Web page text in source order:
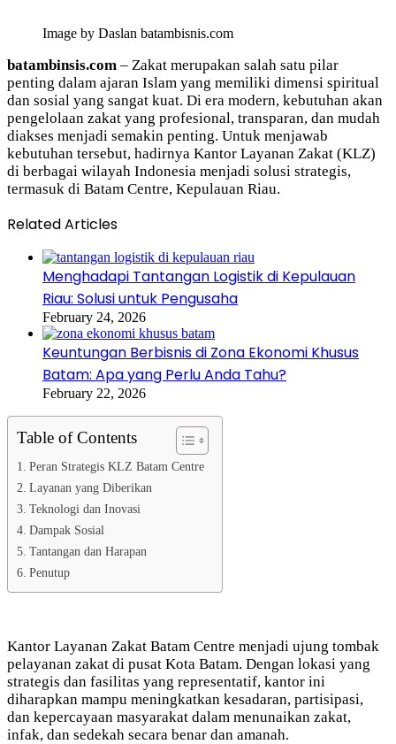
Image by Daslan batambisnis.com
batambinsis.com – Zakat merupakan salah satu pilar
penting dalam ajaran Islam yang memiliki dimensi spiritual
dan sosial yang sangat kuat. Di era modern, kebutuhan akan
pengelolaan zakat yang profesional, transparan, dan mudah
diakses menjadi semakin penting. Untuk menjawab
kebutuhan tersebut, hadirnya Kantor Layanan Zakat (KLZ)
di berbagai wilayah Indonesia menjadi solusi strategis,
termasuk di Batam Centre, Kepulauan Riau.
Related Articles
Menghadapi Tantangan Logistik di Kepulauan
Riau: Solusi untuk Pengusaha
February 24, 2026
Keuntungan Berbisnis di Zona Ekonomi Khusus
Batam: Apa yang Perlu Anda Tahu?
February 22, 2026
Table of Contents
Peran Strategis KLZ Batam Centre
Layanan yang Diberikan
Teknologi dan Inovasi
Dampak Sosial
Tantangan dan Harapan
Penutup
Kantor Layanan Zakat Batam Centre menjadi ujung tombak
pelayanan zakat di pusat Kota Batam. Dengan lokasi yang
strategis dan fasilitas yang representatif, kantor ini
diharapkan mampu meningkatkan kesadaran, partisipasi,
dan kepercayaan masyarakat dalam menunaikan zakat,
infak, dan sedekah secara benar dan amanah.